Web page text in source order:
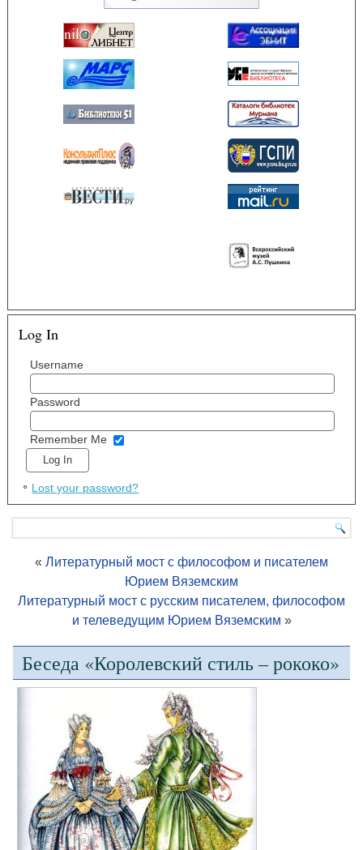
Log In
Username
Password
Remember Me
Lost your password?
« Литературный мост с философом и писателем
Юрием Вяземским
Литературный мост с русским писателем, философом
и телеведущим Юрием Вяземским »
Беседа «Королевский стиль – рококо»